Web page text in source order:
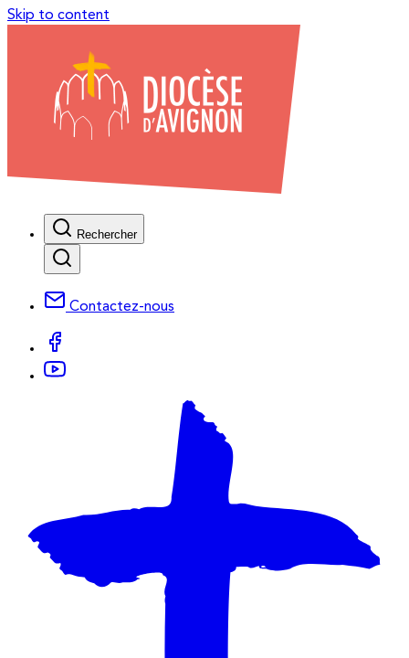
Skip to content
Rechercher
Contactez-nous